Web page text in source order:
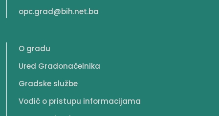
opc.grad@bih.net.ba
O gradu
Ured Gradonačelnika
Gradske službe
Vodič o pristupu informacijama